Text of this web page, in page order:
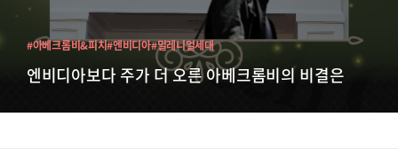
엔비디아보다 주가 더 오른 아베크롬비의 비결은
#아베크롬비&피치#엔비디아#밀레니얼세대